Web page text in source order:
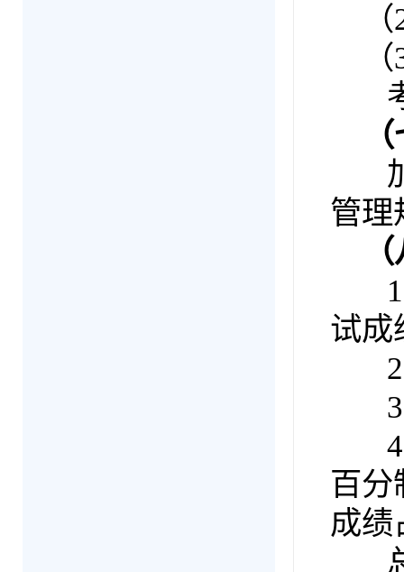
（
（
考
（
加
管理
（
1.
试成
2.
3.
4.
百分
成绩
总